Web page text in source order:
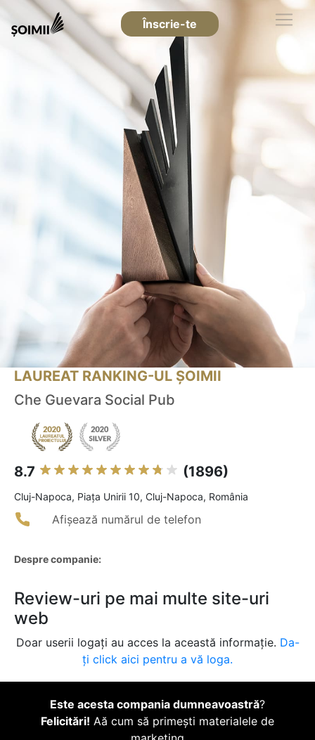
Înscrie-te
LAUREAT RANKING-UL ȘOIMII
Che Guevara Social Pub
8.7 (1896)
Cluj-Napoca, Piaţa Unirii 10, Cluj-Napoca, România
Afișează numărul de telefon
Despre companie:
Review-uri pe mai multe site-uri
web
Doar userii logați au acces la această informație. Da-
ți click aici pentru a vă loga.
Este acesta compania dumneavoastră?
Felicitări! Aă cum să primești materialele de